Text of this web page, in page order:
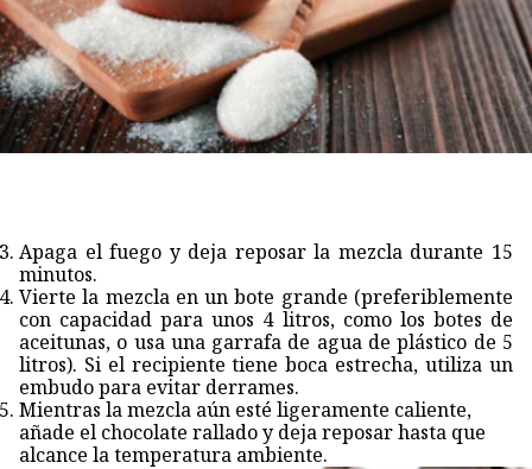
Apaga el fuego y deja reposar la mezcla durante 15
minutos.
Vierte la mezcla en un bote grande (preferiblemente
con capacidad para unos 4 litros, como los botes de
aceitunas, o usa una garrafa de agua de plástico de 5
litros). Si el recipiente tiene boca estrecha, utiliza un
embudo para evitar derrames.
Mientras la mezcla aún esté ligeramente caliente,
añade el chocolate rallado y deja reposar hasta que
alcance la temperatura ambiente.